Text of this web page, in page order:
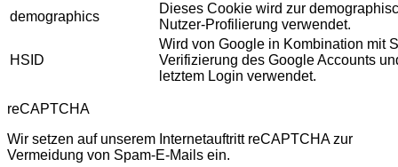
demographics
Dieses Cookie wird zur
Nutzer-Profilierung verwendet.
HSID
Wird von Google in Kombination mit
Verifizierung des Google Accounts
letztem Login verwendet.
reCAPTCHA
Wir setzen auf unserem Internetauftritt reCAPTCHA zur
Vermeidung von Spam-E-Mails ein.